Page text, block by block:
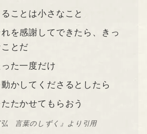
ことは小さなこと
を感謝してできたら、きっ
とだ
た一度だけ
かしてくださるとしたら
たかせてもらおう
言葉のしずく』より引用